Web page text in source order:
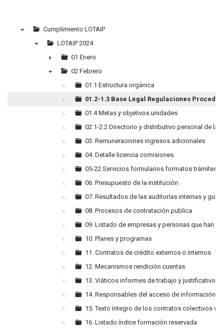
Cumplimiento LOTAIP
LOTAIP 2024
►
01 Enero
02 Febrero
01.1 Estructura orgánica
01.2-1.3 Base Legal Regulaciones
01.4 Metas y objetivos unidades
02.1-2.2 Directorio y distributivo personal de la
03. Remuneraciones ingresos adicionales
04. Detalle licencia comisiones
05-22 Servicios formularios formatos trámites
06. Presupuesto de la institución
07. Resultados de las auditorías internas y
08. Procesos de contratación publica
09. Listado de empresas y personas que han
10. Planes y programas
11. Contratos de crédito externos o internos
12. Mecanismos rendición cuentas
13. Viáticos informes de trabajo y justificativos
14. Responsables del acceso de información
15. Texto íntegro de los contratos colectivos
16. Listado índice formación reservada